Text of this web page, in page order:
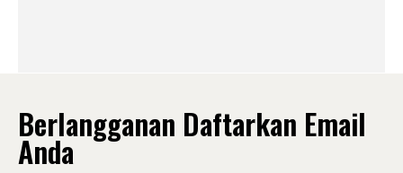
Berlangganan Daftarkan Email
Anda